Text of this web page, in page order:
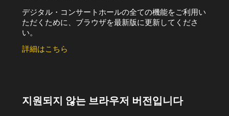
デジタル・コンサートホールの全ての機能をご利用い
ただくために、ブラウザを最新版に更新してくださ
い。
詳細はこちら
지원되지 않는 브라우저 버전입니다